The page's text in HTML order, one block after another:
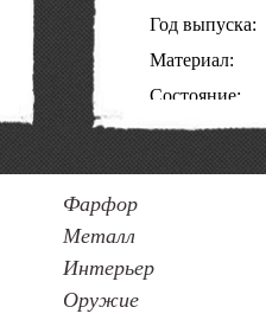
Год выпуска:
Материал:
Состояние:
Код товара:
Фарфор
Металл
Интерьер
Оружие